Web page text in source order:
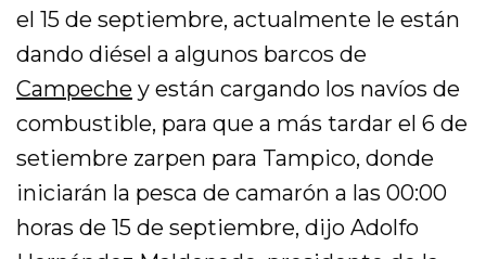
el 15 de septiembre, actualmente le están
dando diésel a algunos barcos de
Campeche y están cargando los navíos de
combustible, para que a más tardar el 6 de
setiembre zarpen para Tampico, donde
iniciarán la pesca de camarón a las 00:00
horas de 15 de septiembre, dijo Adolfo